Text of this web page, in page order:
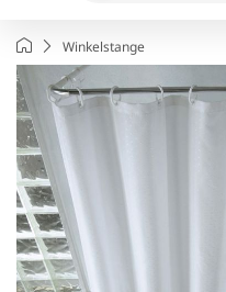
durchsuchen
StartseiteWinkelstange